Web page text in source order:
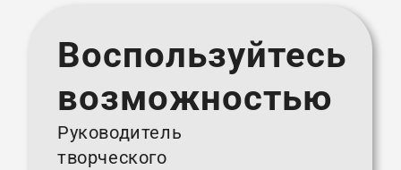
Воспользуйтесь
возможностью
Руководитель
творческого